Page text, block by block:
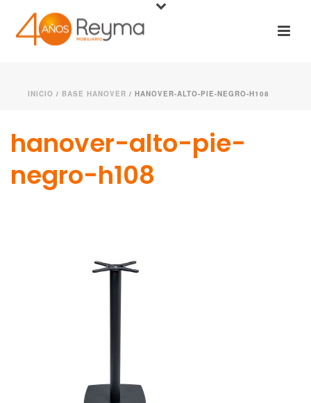
INICIO / BASE HANOVER / HANOVER-ALTO-PIE-NEGRO-H108
hanover-alto-pie-
negro-h108